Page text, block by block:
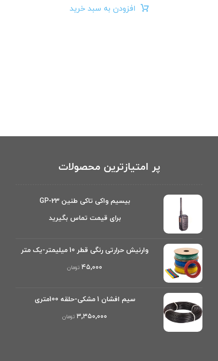
افزودن به سبد خرید
پر امتیازترین محصولات
بیسیم واکی تاکی طنین GP-23
برای قیمت تماس بگیرید
وارنیش حرارتی رنگی قطر 10 میلیمتر-یک متر
۴۵,۰۰۰ تومان
سیم افشان 1 مشکی-حلقه 100متری
۳,۳۵۰,۰۰۰ تومان